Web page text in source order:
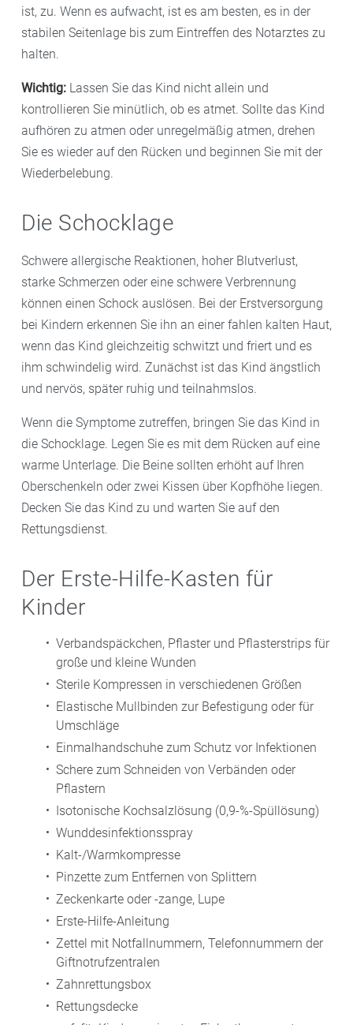
ist, zu. Wenn es aufwacht, ist es am besten, es in der
stabilen Seitenlage bis zum Eintreffen des Notarztes zu
halten.
Wichtig: Lassen Sie das Kind nicht allein und
kontrollieren Sie minütlich, ob es atmet. Sollte das Kind
aufhören zu atmen oder unregelmäßig atmen, drehen
Sie es wieder auf den Rücken und beginnen Sie mit der
Wiederbelebung.
Die Schocklage
Schwere allergische Reaktionen, hoher Blutverlust,
starke Schmerzen oder eine schwere Verbrennung
können einen Schock auslösen. Bei der Erstversorgung
bei Kindern erkennen Sie ihn an einer fahlen kalten Haut,
wenn das Kind gleichzeitig schwitzt und friert und es
ihm schwindelig wird. Zunächst ist das Kind ängstlich
und nervös, später ruhig und teilnahmslos.
Wenn die Symptome zutreffen, bringen Sie das Kind in
die Schocklage. Legen Sie es mit dem Rücken auf eine
warme Unterlage. Die Beine sollten erhöht auf Ihren
Oberschenkeln oder zwei Kissen über Kopfhöhe liegen.
Decken Sie das Kind zu und warten Sie auf den
Rettungsdienst.
Der Erste-Hilfe-Kasten für
Kinder
Verbandspäckchen, Pflaster und Pflasterstrips für
große und kleine Wunden
Sterile Kompressen in verschiedenen Größen
Elastische Mullbinden zur Befestigung oder für
Umschläge
Einmalhandschuhe zum Schutz vor Infektionen
Schere zum Schneiden von Verbänden oder
Pflastern
Isotonische Kochsalzlösung (0,9-%-Spüllösung)
Wunddesinfektionsspray
Kalt-/Warmkompresse
Pinzette zum Entfernen von Splittern
Zeckenkarte oder -zange, Lupe
Erste-Hilfe-Anleitung
Zettel mit Notfallnummern, Telefonnummern der
Giftnotrufzentralen
Zahnrettungsbox
Rettungsdecke